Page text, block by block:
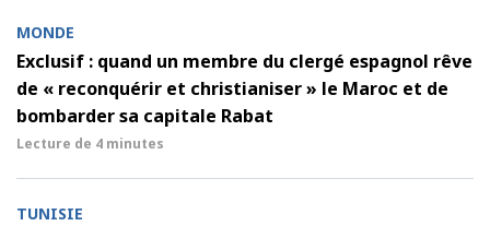
MONDE
Exclusif : quand un membre du clergé espagnol rêve
de « reconquérir et christianiser » le Maroc et de
bombarder sa capitale Rabat
Lecture de 4 minutes
TUNISIE